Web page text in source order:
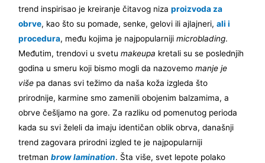
trend inspirisao je kreiranje čitavog nizaproizvoda za
obrve, kao što su pomade, senke, gelovi ili ajlajneri,ali i
procedura, među kojima je najpopularnijimicroblading.
Međutim, trendovi u svetumakeupa kretali su se poslednjih
godina u smeru koji bismo mogli da nazovemomanje je
više pa danas svi težimo da naša koža izgleda što
prirodnije, karmine smo zamenili obojenim balzamima, a
obrve češljamo na gore. Za razliku od pomenutog perioda
kada su svi želeli da imaju identičan oblik obrva, današnji
trend zagovara prirodni izgled te je najpopularniji
tretmanbrow lamination. Šta više, svet lepote polako